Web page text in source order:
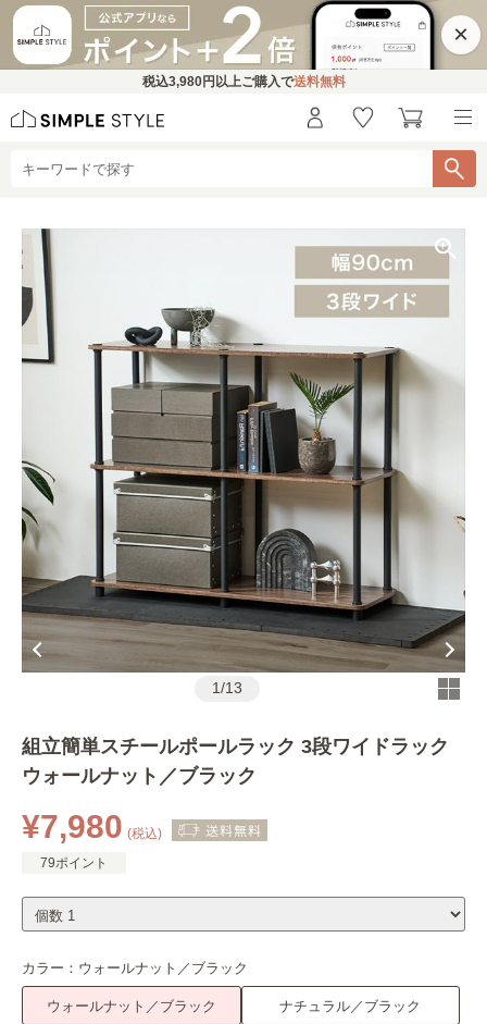
×
税込3,980円 以上ご購入で送料無料
1/13
組立簡単スチールポールラック 3段ワイドラック
ウォールナット／ブラック
¥7,980 (税込)
79ポイント
カラー： ウォールナット／ブラック
ウォールナット／ブラック ナチュラル／ブラック